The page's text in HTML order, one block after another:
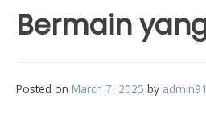
Bermain
Posted on March 7, 2025 by